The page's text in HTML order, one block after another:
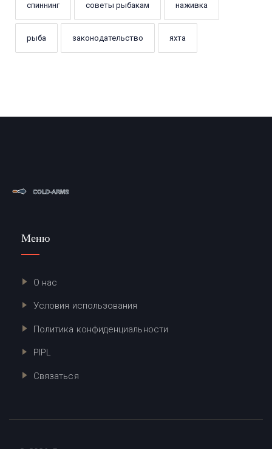
спиннинг советы рыбакам наживка
рыба законодательство яхта
Меню
О нас
Условия использования
Политика конфиденциальности
PIPL
Связаться